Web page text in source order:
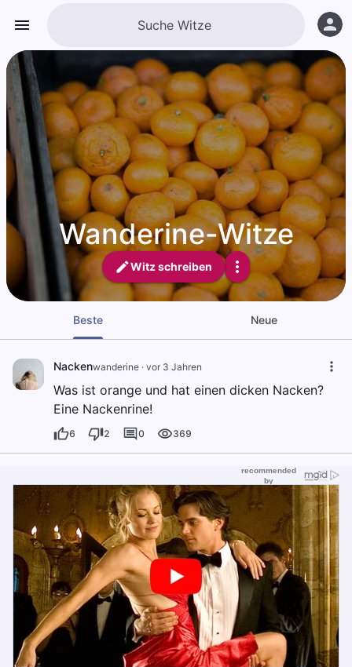
Wanderine-Witze
Witz schreiben
Beste Neue
Nackenwanderine · vor 3 Jahren
Was ist orange und hat einen dicken Nacken?
Eine Nackenrine!
6 2 0 369